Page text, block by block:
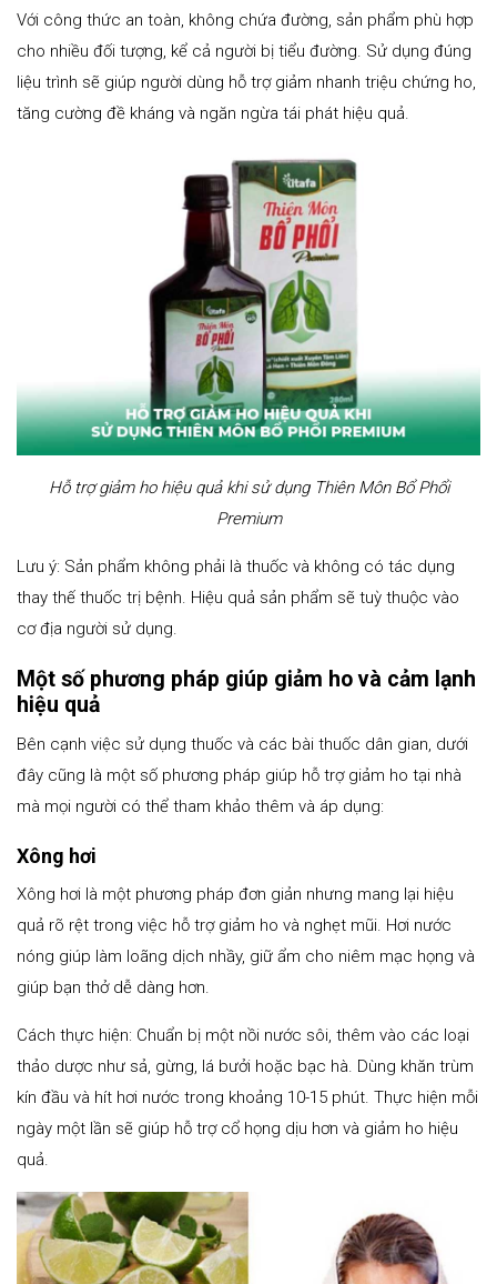
Với công thức an toàn, không chứa đường, sản phẩm phù hợp
cho nhiều đối tượng, kể cả người bị tiểu đường. Sử dụng đúng
liệu trình sẽ giúp người dùng hỗ trợ giảm nhanh triệu chứng ho,
tăng cường đề kháng và ngăn ngừa tái phát hiệu quả.
Hỗ trợ giảm ho hiệu quả khi sử dụng Thiên Môn Bổ Phổi
Premium
Lưu ý: Sản phẩm không phải là thuốc và không có tác dụng
thay thế thuốc trị bệnh. Hiệu quả sản phẩm sẽ tuỳ thuộc vào
cơ địa người sử dụng.
Một số phương pháp giúp giảm ho và cảm lạnh
hiệu quả
Bên cạnh việc sử dụng thuốc và các bài thuốc dân gian, dưới
đây cũng là một số phương pháp giúp hỗ trợ giảm ho tại nhà
mà mọi người có thể tham khảo thêm và áp dụng:
Xông hơi
Xông hơi là một phương pháp đơn giản nhưng mang lại hiệu
quả rõ rệt trong việc hỗ trợ giảm ho và nghẹt mũi. Hơi nước
nóng giúp làm loãng dịch nhầy, giữ ẩm cho niêm mạc họng và
giúp bạn thở dễ dàng hơn.
Cách thực hiện: Chuẩn bị một nồi nước sôi, thêm vào các loại
thảo dược như sả, gừng, lá bưởi hoặc bạc hà. Dùng khăn trùm
kín đầu và hít hơi nước trong khoảng 10-15 phút. Thực hiện mỗi
ngày một lần sẽ giúp hỗ trợ cổ họng dịu hơn và giảm ho hiệu
quả.